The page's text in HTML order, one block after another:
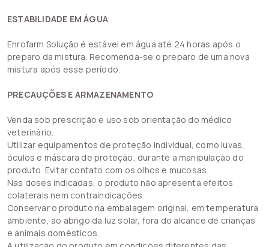
ESTABILIDADE EM ÁGUA
Enrofarm Solução é estável em água até 24 horas após o
preparo da mistura. Recomenda-se o preparo de uma nova
mistura após esse período.
PRECAUÇÕES E ARMAZENAMENTO
Venda sob prescrição e uso sob orientação do médico
veterinário.
Utilizar equipamentos de proteção individual, como luvas,
óculos e máscara de proteção, durante a manipulação do
produto. Evitar contato com os olhos e mucosas.
Nas doses indicadas, o produto não apresenta efeitos
colaterais nem contraindicações.
Conservar o produto na embalagem original, em temperatura
ambiente, ao abrigo da luz solar, fora do alcance de crianças
e animais domésticos.